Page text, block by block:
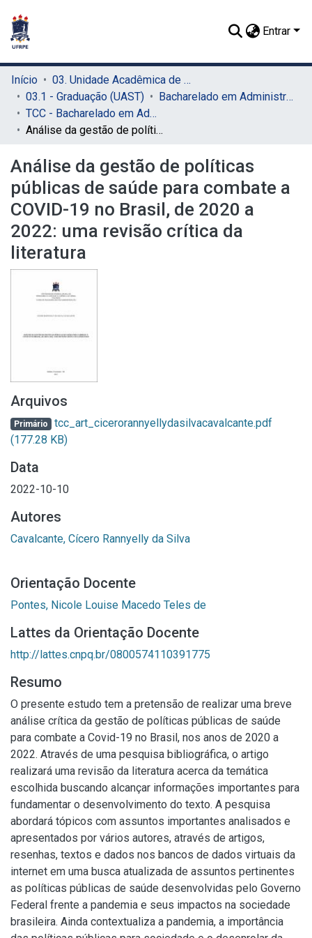
Entrar
Início
03. Unidade Acadêmica de Serra Talhada (UAST)
03.1 - Graduação (UAST)
Bacharelado em Administração (UAST)
TCC - Bacharelado em Administração (UAST)
Análise da gestão de políticas públicas de saúde para combate a COVID-19 no Brasil, de 2020 a 2022: uma revisão crítica da literatura
Análise da gestão de políticas
públicas de saúde para combate a
COVID-19 no Brasil, de 2020 a
2022: uma revisão crítica da
literatura
Arquivos
Primário tcc_art_cicerorannyellydasilvacavalcante.pdf
(177.28 KB)
Data
2022-10-10
Autores
Cavalcante, Cícero Rannyelly da Silva
Orientação Docente
Pontes, Nicole Louise Macedo Teles de
Lattes da Orientação Docente
http://lattes.cnpq.br/0800574110391775
Resumo
O presente estudo tem a pretensão de realizar uma breve
análise crítica da gestão de políticas públicas de saúde
para combate a Covid-19 no Brasil, nos anos de 2020 a
2022. Através de uma pesquisa bibliográfica, o artigo
realizará uma revisão da literatura acerca da temática
escolhida buscando alcançar informações importantes para
fundamentar o desenvolvimento do texto. A pesquisa
abordará tópicos com assuntos importantes analisados e
apresentados por vários autores, através de artigos,
resenhas, textos e dados nos bancos de dados virtuais da
internet em uma busca atualizada de assuntos pertinentes
as políticas públicas de saúde desenvolvidas pelo Governo
Federal frente a pandemia e seus impactos na sociedade
brasileira. Ainda contextualiza a pandemia, a importância